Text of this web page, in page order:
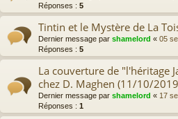
Réponses : 5
Tintin et le Mystère de La
Dernier message par shamelord « 05
Réponses : 5
La couverture de "l'héritage
chez D. Maghen (11/10/
Dernier message par shamelord « 17
Réponses : 1